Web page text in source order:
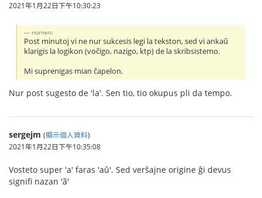
2021年1月22日下午10:30:23
nornen:
Post minutoj vi ne nur sukcesis legi la tekston, sed vi ankaŭ
klarigis la logikon (voĉigo, nazigo, ktp) de la skribsistemo.
Mi suprenigas mian ĉapelon.
Nur post sugesto de 'la'. Sen tio, tio okupus pli da tempo.
sergejm (顯示個人資料)
2021年1月22日下午10:35:08
Vosteto super 'a' faras 'aŭ'. Sed verŝajne origine ĝi devus
signifi nazan 'ã'